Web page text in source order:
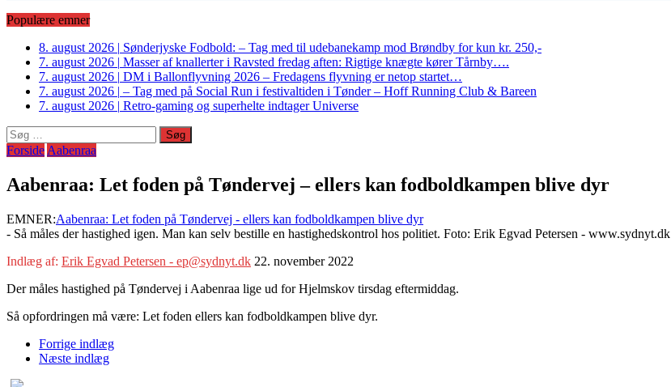
Populære emner
8. august 2026 | Sønderjyske Fodbold: – Tag med til udebanekamp mod Brøndby for kun kr. 250,-
7. august 2026 | Masser af knallerter i Ravsted fredag aften: Rigtige knægte kører Tårnby….
7. august 2026 | DM i Ballonflyvning 2026 – Fredagens flyvning er netop startet…
7. august 2026 | – Tag med på Social Run i festivaltiden i Tønder – Hoff Running Club & Bareen
7. august 2026 | Retro-gaming og superhelte indtager Universe
Søg
efter:
Forside Aabenraa
Aabenraa: Let foden på Tøndervej – ellers kan fodboldkampen blive dyr
EMNER:Aabenraa: Let foden på Tøndervej - ellers kan fodboldkampen blive dyr
- Så måles der hastighed igen. Man kan selv bestille en hastighedskontrol hos politiet. Foto: Erik Egvad Petersen - www.sydnyt.dk
Indlæg af: Erik Egvad Petersen - ep@sydnyt.dk 22. november 2022
Der måles hastighed på Tøndervej i Aabenraa lige ud for Hjelmskov tirsdag eftermiddag.
Så opfordringen må være: Let foden ellers kan fodboldkampen blive dyr.
Forrige indlæg
Næste indlæg